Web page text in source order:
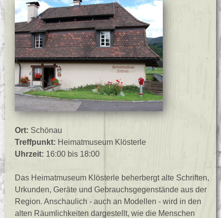
Ort: Schönau
Treffpunkt: Heimatmuseum Klösterle
Uhrzeit: 16:00 bis 18:00
Das Heimatmuseum Klösterle beherbergt alte Schriften,
Urkunden, Geräte und Gebrauchsgegenstände aus der
Region. Anschaulich - auch an Modellen - wird in den
alten Räumlichkeiten dargestellt, wie die Menschen